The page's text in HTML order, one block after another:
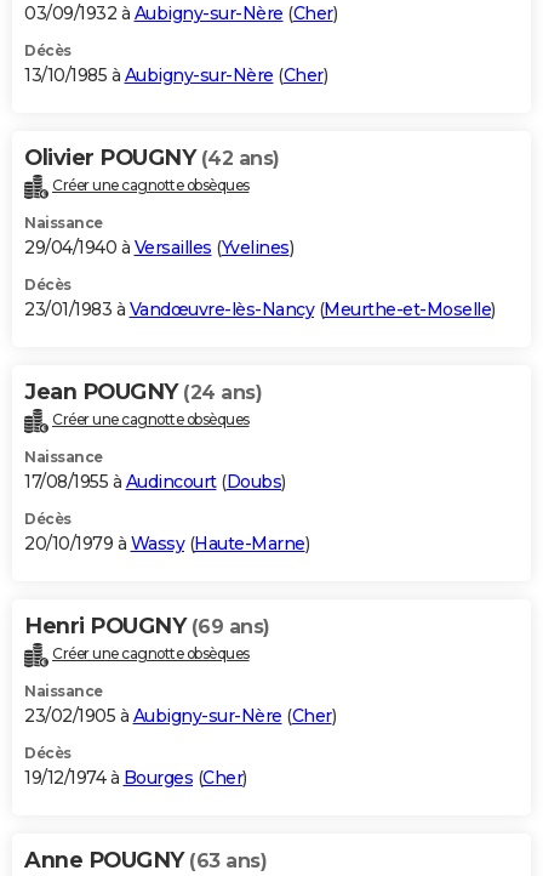
03/09/1932 à Aubigny-sur-Nère (Cher)
Décès
13/10/1985 à Aubigny-sur-Nère (Cher)
Olivier POUGNY (42 ans)
Créer une cagnotte obsèques
Naissance
29/04/1940 à Versailles (Yvelines)
Décès
23/01/1983 à Vandœuvre-lès-Nancy(Meurthe-et-Moselle)
Jean POUGNY (24 ans)
Créer une cagnotte obsèques
Naissance
17/08/1955 à Audincourt(Doubs)
Décès
20/10/1979 à Wassy(Haute-Marne)
Henri POUGNY (69 ans)
Créer une cagnotte obsèques
Naissance
23/02/1905 à Aubigny-sur-Nère (Cher)
Décès
19/12/1974 à Bourges (Cher)
Anne POUGNY (63 ans)